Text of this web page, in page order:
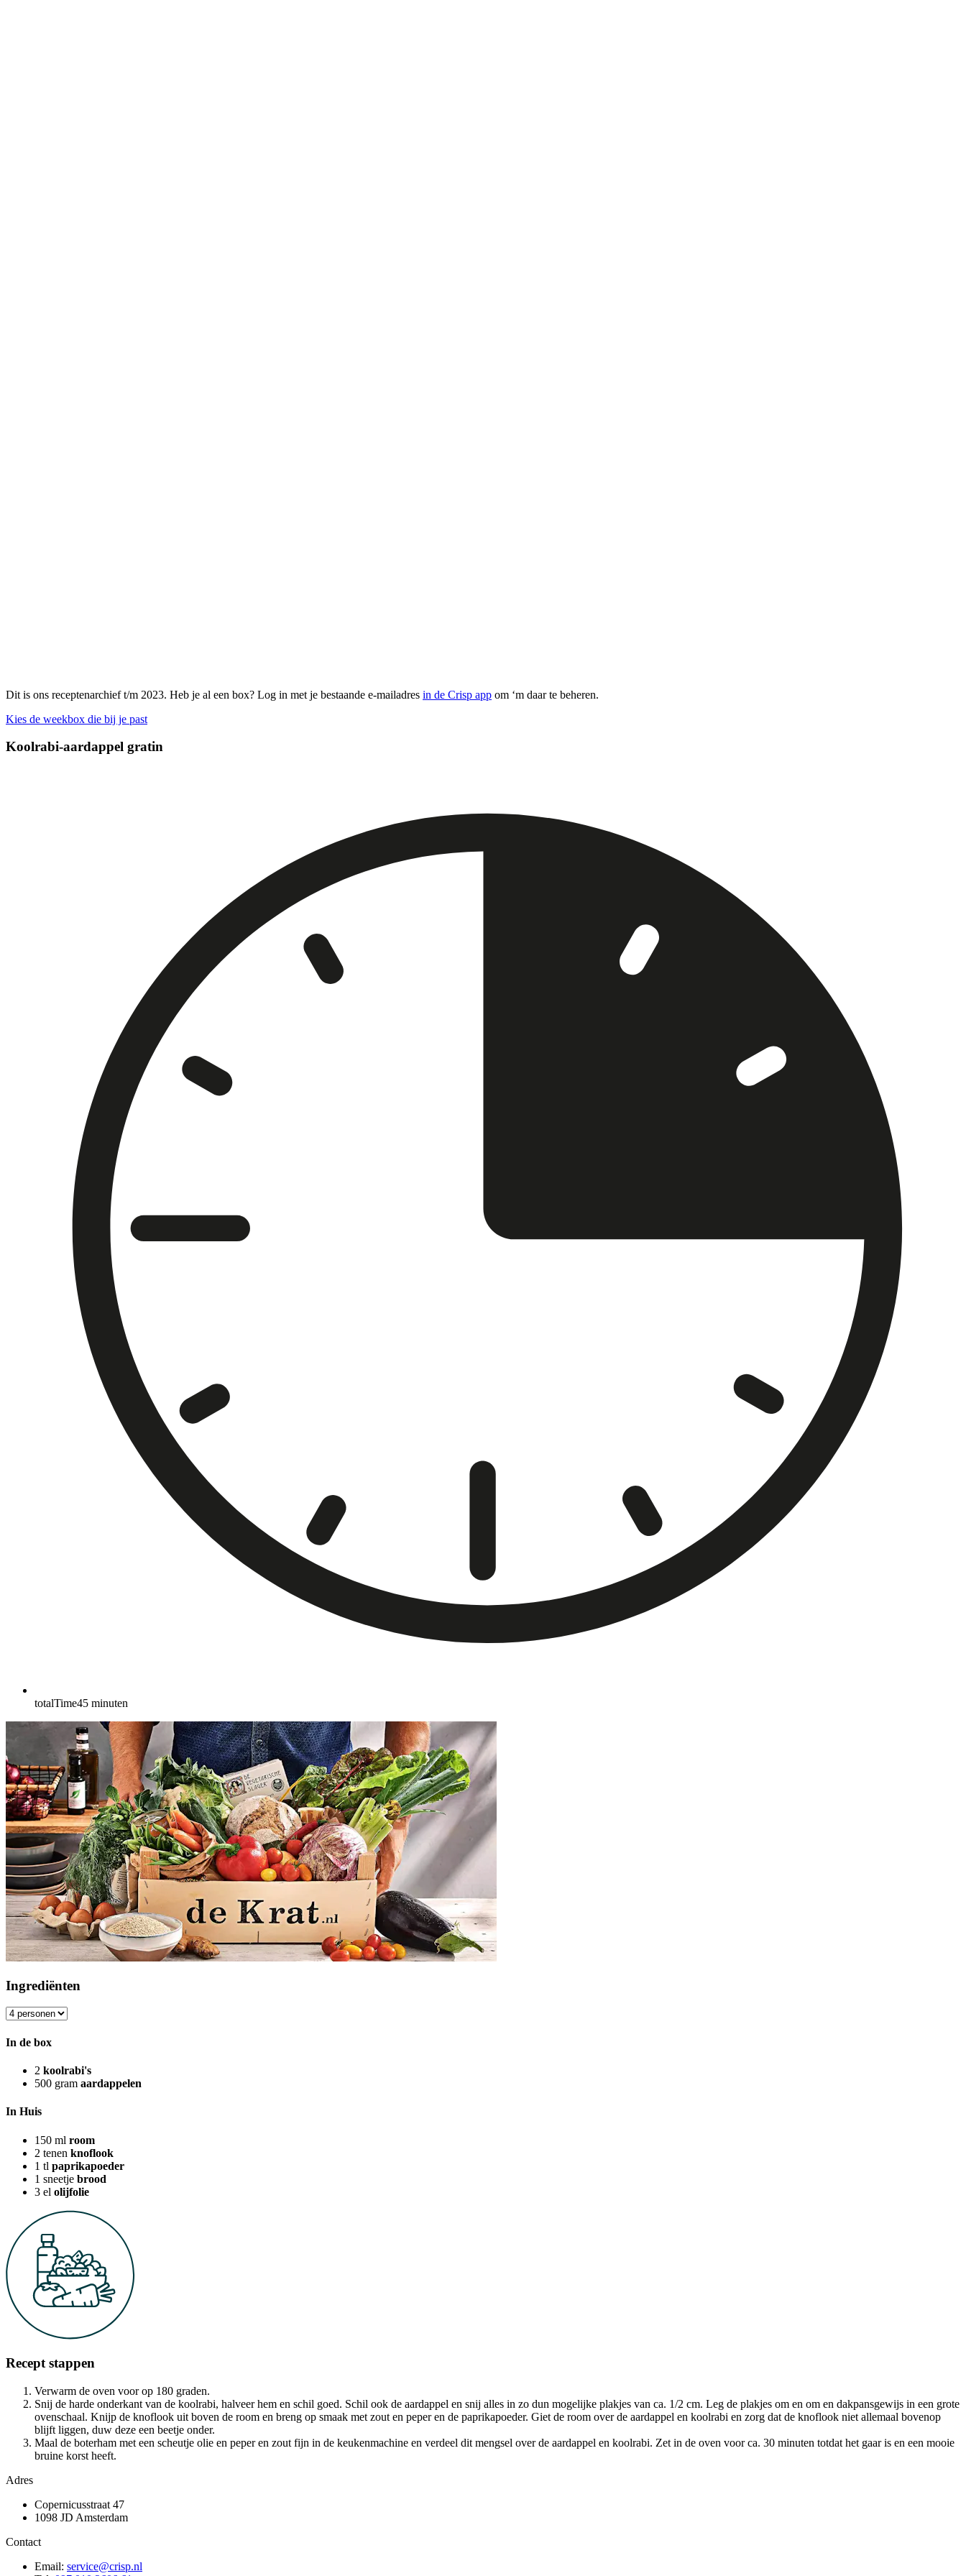
Dit is ons receptenarchief t/m 2023. Heb je al een box? Log in met je bestaande e-mailadres in de Crisp app om ‘m daar te beheren.
Kies de weekbox die bij je past
Koolrabi-aardappel gratin
totalTime45 minuten
Ingrediënten
In de box
2 koolrabi's
500 gram aardappelen
In Huis
150 ml room
2 tenen knoflook
1 tl paprikapoeder
1 sneetje brood
3 el olijfolie
Recept stappen
Verwarm de oven voor op 180 graden.
Snij de harde onderkant van de koolrabi, halveer hem en schil goed. Schil ook de aardappel en snij alles in zo dun mogelijke plakjes van ca. 1/2 cm. Leg de plakjes om en om en dakpansgewijs in een grote
ovenschaal. Knijp de knoflook uit boven de room en breng op smaak met zout en peper en de paprikapoeder. Giet de room over de aardappel en koolrabi en zorg dat de knoflook niet allemaal bovenop
blijft liggen, duw deze een beetje onder.
Maal de boterham met een scheutje olie en peper en zout fijn in de keukenmachine en verdeel dit mengsel over de aardappel en koolrabi. Zet in de oven voor ca. 30 minuten totdat het gaar is en een mooie
bruine korst heeft.
Adres
Copernicusstraat 47
1098 JD Amsterdam
Contact
Email: service@crisp.nl